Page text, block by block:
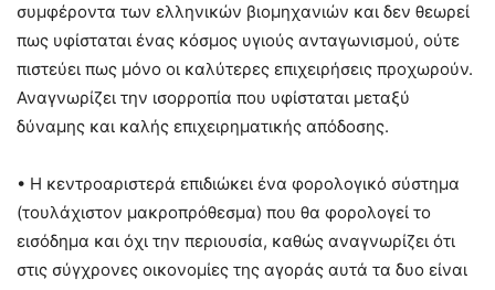
συμφέροντα των ελληνικών βιομηχανιών και δεν θεωρεί
πως υφίσταται ένας κόσμος υγιούς ανταγωνισμού, ούτε
πιστεύει πως μόνο οι καλύτερες επιχειρήσεις προχωρούν.
Αναγνωρίζει την ισορροπία που υφίσταται μεταξύ
δύναμης και καλής επιχειρηματικής απόδοσης.
• Η κεντροαριστερά επιδιώκει ένα φορολογικό σύστημα
(τουλάχιστον μακροπρόθεσμα) που θα φορολογεί το
εισόδημα και όχι την περιουσία, καθώς αναγνωρίζει ότι
στις σύγχρονες οικονομίες της αγοράς αυτά τα δυο είναι